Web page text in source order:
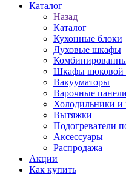
Каталог
Назад
Каталог
Кухонные блоки
Духовые шкафы
Шкафы шоковой
Вакууматоры
Варочные панели
Холодильники и
Вытяжки
Подогреватели
Аксессуары
Распродажа
Акции
Как купить